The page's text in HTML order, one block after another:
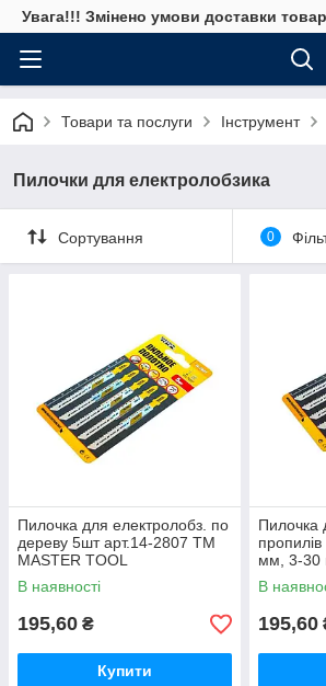
Увага!!! Змінено умови доставки
Товари та послуги Інструмент
Пилочки для електролобзика
Сортування 0
Пилочка для електролобз. по
дереву 5шт арт.14-2807 ТМ
MASTER TOOL
В наявності
195,60 ₴
Купити
Пилочка
мм, 3-30
TOOL
В
195,60